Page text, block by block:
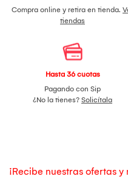
Compra online y retira en tienda.
tiendas
Hasta 36 cuotas
Pagando con Sip
¿No la tienes? Solicítala
¡Recibe nuestras ofertas y